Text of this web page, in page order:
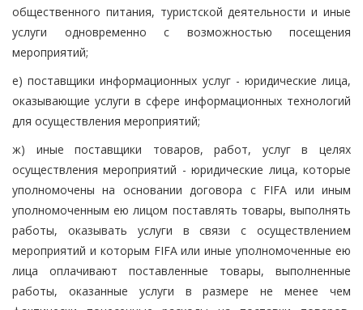
общественного питания, туристской деятельности и иные
услуги одновременно с возможностью посещения
мероприятий;
е) поставщики информационных услуг - юридические лица,
оказывающие услуги в сфере информационных технологий
для осуществления мероприятий;
ж) иные поставщики товаров, работ, услуг в целях
осуществления мероприятий - юридические лица, которые
уполномочены на основании договора с FIFA или иным
уполномоченным ею лицом поставлять товары, выполнять
работы, оказывать услуги в связи с осуществлением
мероприятий и которым FIFA или иные уполномоченные ею
лица оплачивают поставленные товары, выполненные
работы, оказанные услуги в размере не менее чем